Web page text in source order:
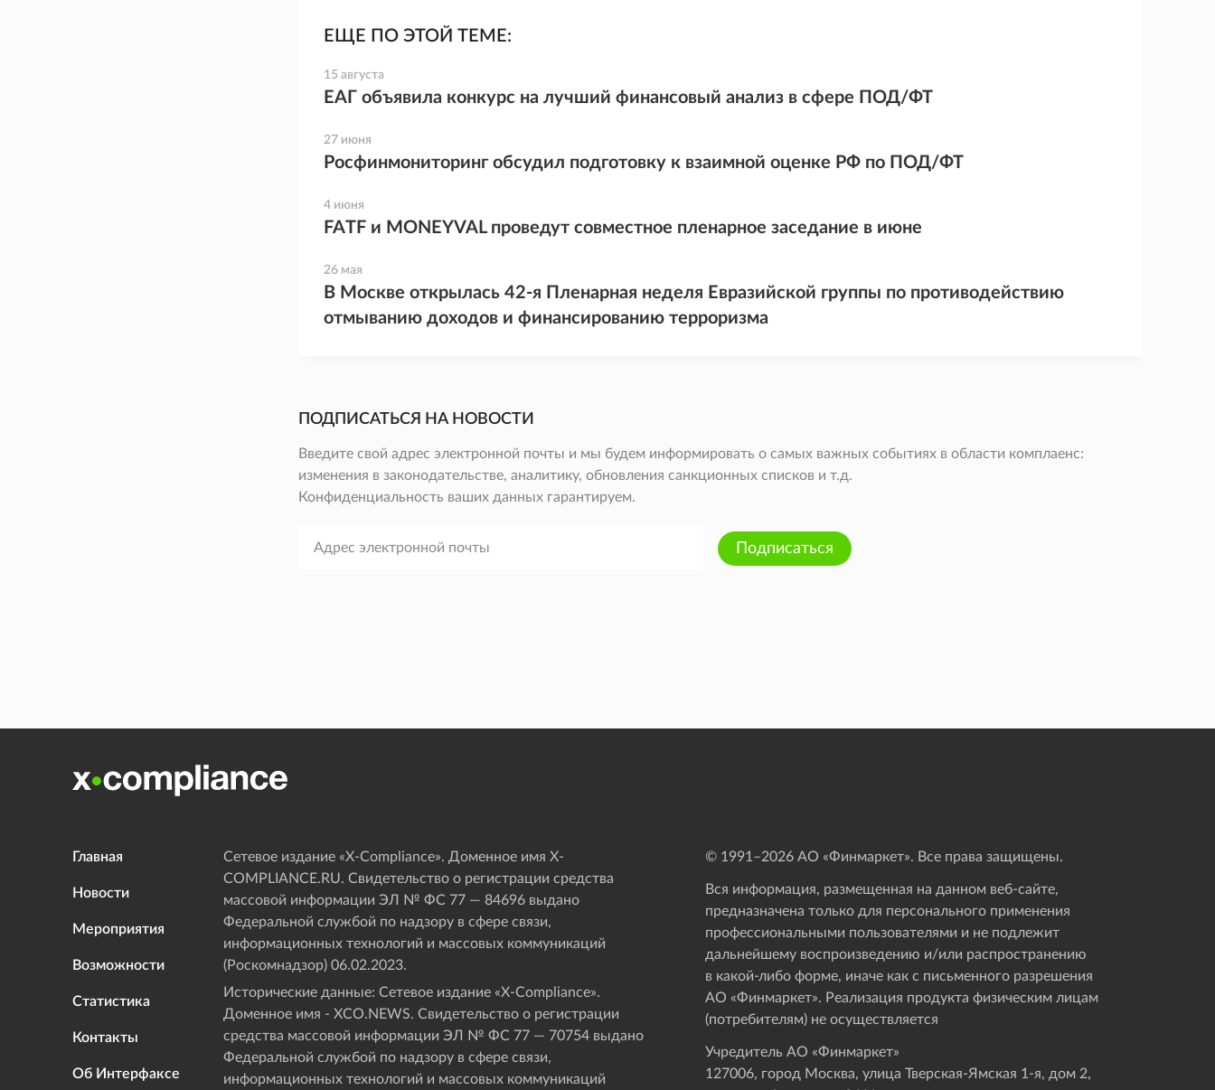
ЕЩЕ ПО ЭТОЙ ТЕМЕ:
15 августа
ЕАГ объявила конкурс на лучший финансовый анализ в сфере ПОД/ФТ
27 июня
Росфинмониторинг обсудил подготовку к взаимной оценке РФ по ПОД/ФТ
4 июня
FATF и MONEYVAL проведут совместное пленарное заседание в июне
26 мая
В Москве открылась 42-я Пленарная неделя Евразийской группы по противодействию
отмыванию доходов и финансированию терроризма
ПОДПИСАТЬСЯ НА НОВОСТИ
Введите свой адрес электронной почты и мы будем информировать о самых важных событиях в области комплаенс:
изменения в законодательстве, аналитику, обновления санкционных списков и т.д.
Конфиденциальность ваших данных гарантируем.
Подписаться
Главная
Новости
Мероприятия
Возможности
Статистика
Контакты
Об Интерфаксе
Сетевое издание «Х-Compliance». Доменное имя X-
COMPLIANCE.RU. Свидетельство о регистрации средства
массовой информации ЭЛ № ФС 77 — 84696 выдано
Федеральной службой по надзору в сфере связи,
информационных технологий и массовых коммуникаций
(Роскомнадзор) 06.02.2023.
Исторические данные: Сетевое издание «Х-Compliance».
Доменное имя - XCO.NEWS. Свидетельство о регистрации
средства массовой информации ЭЛ № ФС 77 — 70754 выдано
Федеральной службой по надзору в сфере связи,
информационных технологий и массовых коммуникаций
© 1991–2026АО «Финмаркет». Все права защищены.
Вся информация, размещенная на данном веб-сайте,
предназначена только для персонального применения
профессиональными пользователями и не подлежит
дальнейшему воспроизведению и/или распространению
в какой-либо форме, иначе как с письменного разрешения
АО «Финмаркет». Реализация продукта физическим лицам
(потребителям) не осуществляется
Учредитель АО «Финмаркет»
127006, город Москва, улица Тверская-Ямская 1-я, дом 2,